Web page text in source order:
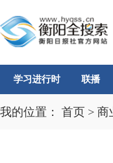
学习进行时 联播
我的位置： 首页 > 商